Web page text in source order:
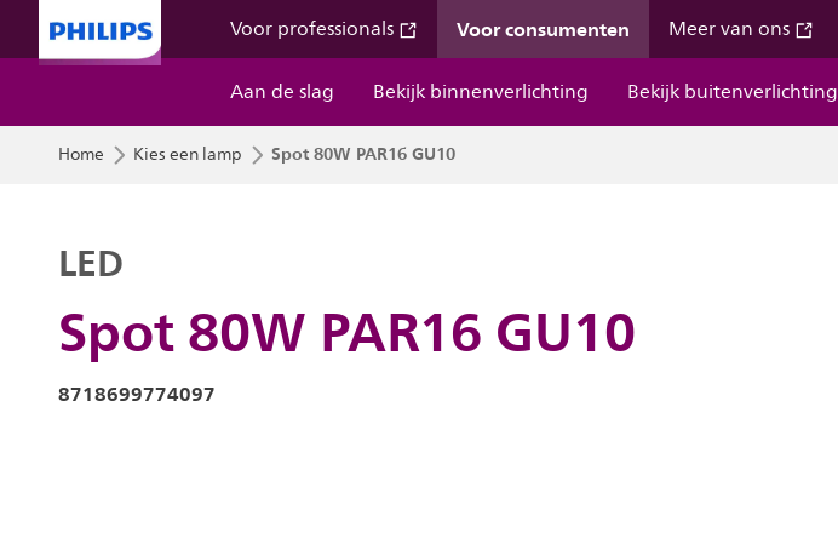
Voor professionals Voor consumenten Meer van ons
Aan de slag
Bekijk binnenverlichting Bekijk buitenverlichting
Home Kies een lamp Spot 80W PAR16 GU10
Spot 80W PAR16 GU10
LED
8718699774097